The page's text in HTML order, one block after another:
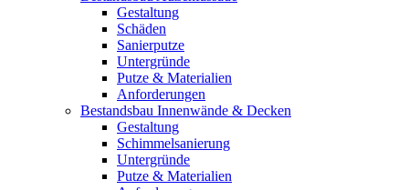
Gestaltung
Schäden
Sanierputze
Untergründe
Putze & Materialien
Anforderungen
Bestandsbau Innenwände & Decken
Gestaltung
Schimmelsanierung
Untergründe
Putze & Materialien